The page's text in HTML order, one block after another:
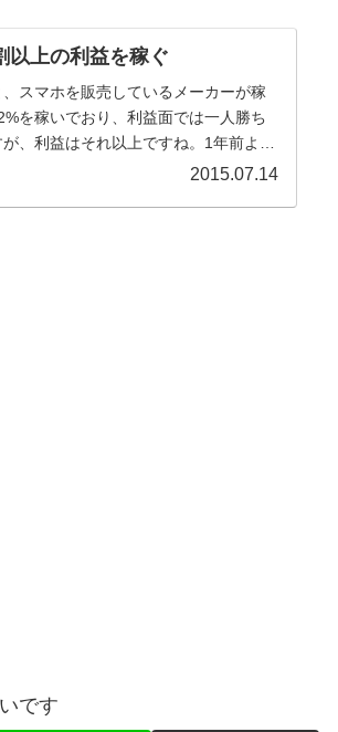
以上の利益を稼ぐ
スマホを販売しているメーカーが稼
を稼いでおり、利益面では一人勝ち
、利益はそれ以上ですね。1年前より
2015.07.14
です